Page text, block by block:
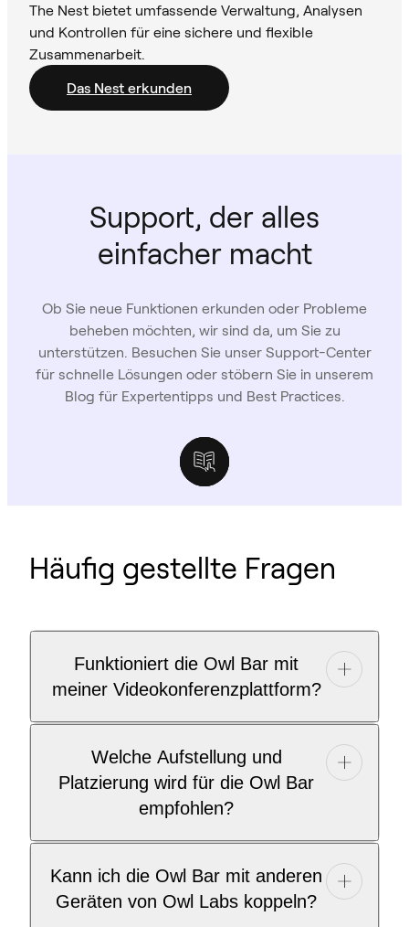
The Nest bietet umfassende Verwaltung, Analysen
und Kontrollen für eine sichere und flexible
Zusammenarbeit.
Das Nest erkunden
Support, der alles
einfacher macht
Ob Sie neue Funktionen erkunden oder Probleme
beheben möchten, wir sind da, um Sie zu
unterstützen. Besuchen Sie unser Support-Center
für schnelle Lösungen oder stöbern Sie in unserem
Blog für Expertentipps und Best Practices.
Häufig gestellte Fragen
Funktioniert die Owl Bar mit
meiner Videokonferenzplattform?
Welche Aufstellung und
Platzierung wird für die Owl Bar
empfohlen?
Kann ich die Owl Bar mit anderen
Geräten von Owl Labs koppeln?